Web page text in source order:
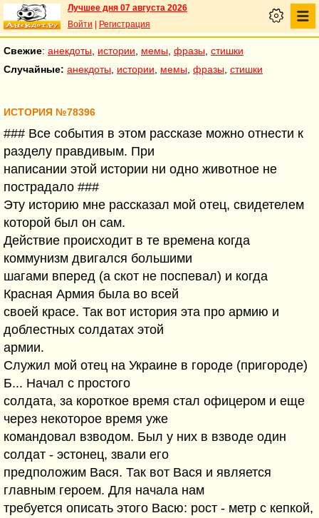
Лучшее дня 07 августа 2026
Войти
Регистрация
Свежие: анекдоты истории мемы фразы стишки
Случайные: анекдоты истории мемы фразы стишки
ИСТОРИЯ №78396
### Все события в этом рассказе можно отнести к
разделу правдивым. При
написании этой истории ни одно животное не
пострадало ###
Эту историю мне рассказал мой отец, свидетелем
которой был он сам.
Действие происходит в те времена когда
коммунизм двигался большими
шагами вперед (а скот не поспевал) и когда
Красная Армия была во всей
своей красе. Так вот история эта про армию и
доблестных солдатах этой
армии.
Служил мой отец на Украине в городе (пригороде)
Б... Начал с простого
солдата, за короткое время стал офицером и еще
через некоторое время уже
командовал взводом. Был у них в взводе один
солдат - эстонец, звали его
предположим Вася. Так вот Вася и является
главным героем. Для начала нам
требуется описать этого Васю: рост - метр с кепкой,